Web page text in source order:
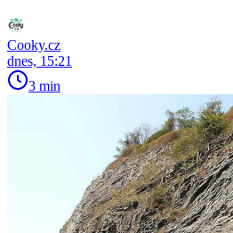
Cooky.cz
dnes, 15:21
3 min